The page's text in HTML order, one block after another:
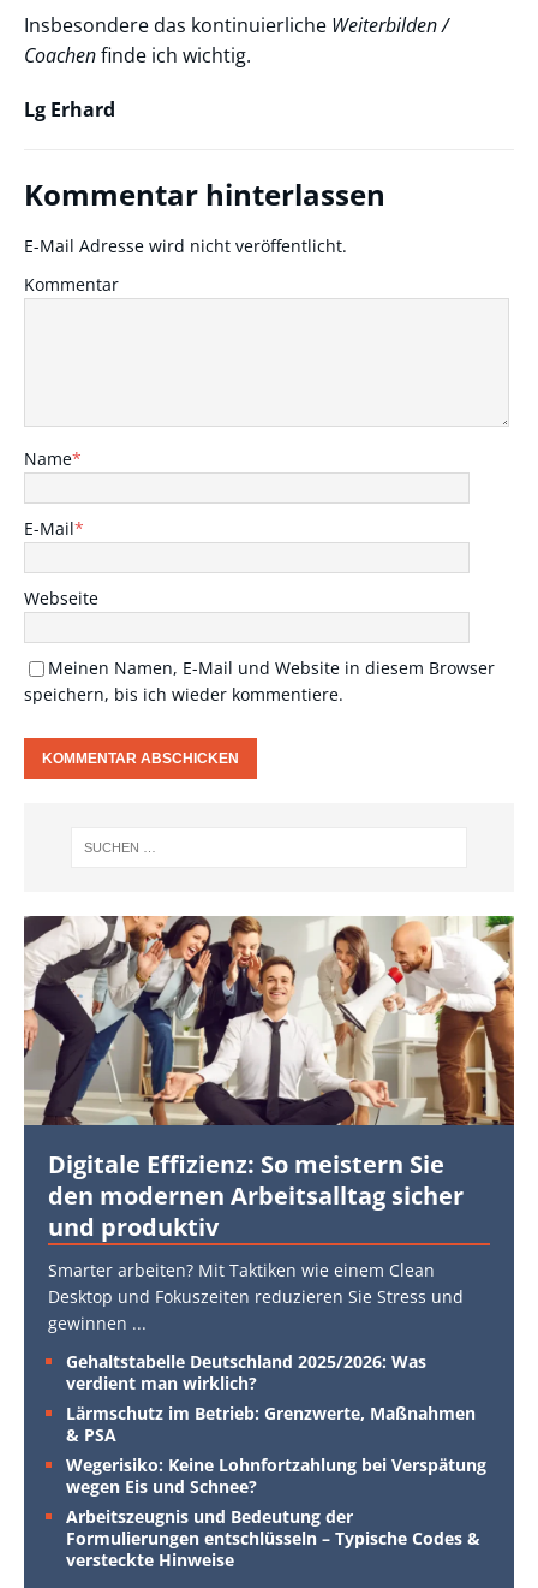
Insbesondere das kontinuierliche Weiterbilden /
Coachenfinde ich wichtig.
Lg Erhard
Kommentar hinterlassen
E-Mail Adresse wird nicht veröffentlicht.
Kommentar
Name*
E-Mail*
Webseite
Meinen Namen, E-Mail und Website in diesem Browser
speichern, bis ich wieder kommentiere.
Digitale Effizienz: So meistern Sie
den modernen Arbeitsalltag sicher
und produktiv
Smarter arbeiten? Mit Taktiken wie einem Clean
Desktop und Fokuszeiten reduzieren Sie Stress und
gewinnen ...
Gehaltstabelle Deutschland 2025/2026: Was
verdient man wirklich?
Lärmschutz im Betrieb: Grenzwerte, Maßnahmen
& PSA
Wegerisiko: Keine Lohnfortzahlung bei Verspätung
wegen Eis und Schnee?
Arbeitszeugnis und Bedeutung der
Formulierungen entschlüsseln – Typische Codes &
versteckte Hinweise